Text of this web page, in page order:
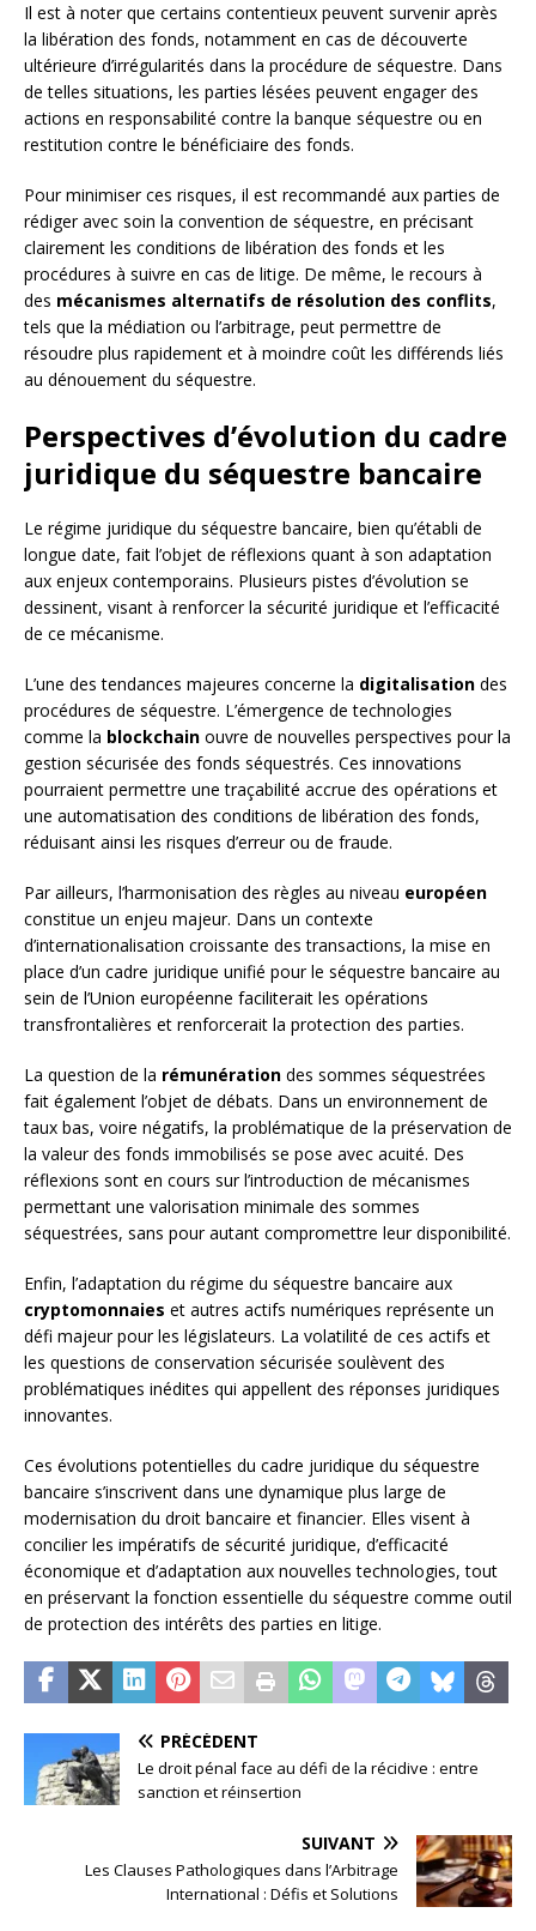
Il est à noter que certains contentieux peuvent survenir après
la libération des fonds, notamment en cas de découverte
ultérieure d’irrégularités dans la procédure de séquestre. Dans
de telles situations, les parties lésées peuvent engager des
actions en responsabilité contre la banque séquestre ou en
restitution contre le bénéficiaire des fonds.
Pour minimiser ces risques, il est recommandé aux parties de
rédiger avec soin la convention de séquestre, en précisant
clairement les conditions de libération des fonds et les
procédures à suivre en cas de litige. De même, le recours à
des mécanismes alternatifs de résolution des conflits,
tels que la médiation ou l’arbitrage, peut permettre de
résoudre plus rapidement et à moindre coût les différends liés
au dénouement du séquestre.
Perspectives d’évolution du cadre
juridique du séquestre bancaire
Le régime juridique du séquestre bancaire, bien qu’établi de
longue date, fait l’objet de réflexions quant à son adaptation
aux enjeux contemporains. Plusieurs pistes d’évolution se
dessinent, visant à renforcer la sécurité juridique et l’efficacité
de ce mécanisme.
L’une des tendances majeures concerne la digitalisation des
procédures de séquestre. L’émergence de technologies
comme la blockchain ouvre de nouvelles perspectives pour la
gestion sécurisée des fonds séquestrés. Ces innovations
pourraient permettre une traçabilité accrue des opérations et
une automatisation des conditions de libération des fonds,
réduisant ainsi les risques d’erreur ou de fraude.
Par ailleurs, l’harmonisation des règles au niveau européen
constitue un enjeu majeur. Dans un contexte
d’internationalisation croissante des transactions, la mise en
place d’un cadre juridique unifié pour le séquestre bancaire au
sein de l’Union européenne faciliterait les opérations
transfrontalières et renforcerait la protection des parties.
La question de la rémunération des sommes séquestrées
fait également l’objet de débats. Dans un environnement de
taux bas, voire négatifs, la problématique de la préservation de
la valeur des fonds immobilisés se pose avec acuité. Des
réflexions sont en cours sur l’introduction de mécanismes
permettant une valorisation minimale des sommes
séquestrées, sans pour autant compromettre leur disponibilité.
Enfin, l’adaptation du régime du séquestre bancaire aux
cryptomonnaies et autres actifs numériques représente un
défi majeur pour les législateurs. La volatilité de ces actifs et
les questions de conservation sécurisée soulèvent des
problématiques inédites qui appellent des réponses juridiques
innovantes.
Ces évolutions potentielles du cadre juridique du séquestre
bancaire s’inscrivent dans une dynamique plus large de
modernisation du droit bancaire et financier. Elles visent à
concilier les impératifs de sécurité juridique, d’efficacité
économique et d’adaptation aux nouvelles technologies, tout
en préservant la fonction essentielle du séquestre comme outil
de protection des intérêts des parties en litige.
PRÉCÉDENT
Le droit pénal face au défi de la récidive : entre
sanction et réinsertion
SUIVANT
Les Clauses Pathologiques dans l’Arbitrage
International : Défis et Solutions